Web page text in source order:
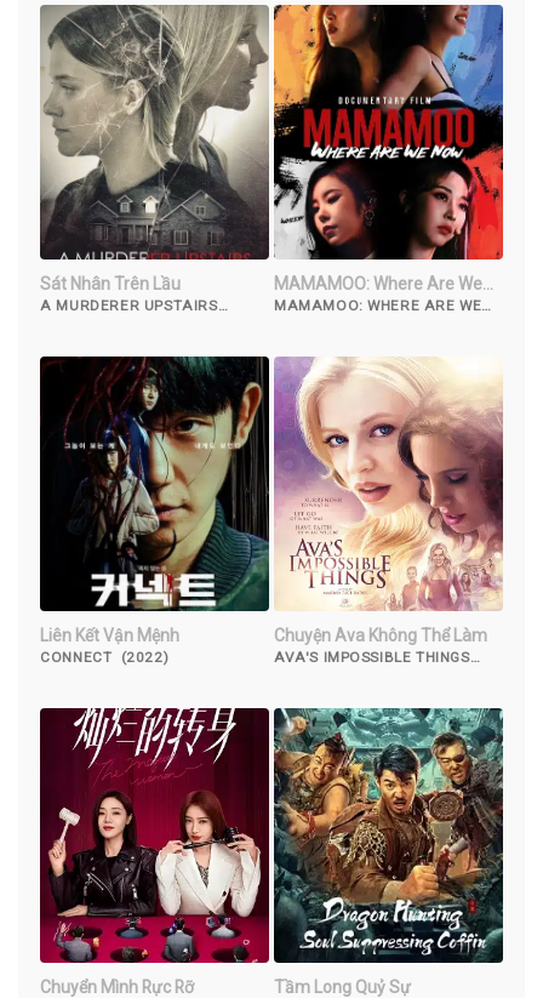
Sát Nhân Trên Lầu
A MURDERER UPSTAIRS
MAMAMOO: Where Are We
Now
MAMAMOO: WHERE ARE WE
Liên Kết Vận Mệnh
CONNECT (2022)
Chuyện Ava Không Thể Làm
AVA'S IMPOSSIBLE THINGS
Chuyển Mình Rực Rỡ Tầm Long Quỷ Sự